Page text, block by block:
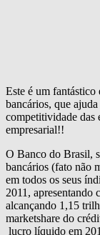
Este é um
bancários, que
competitividade das
empresarial!!
O Banco do Brasil,
bancários (fato não
em todos os seus
2011, apresentando
alcançando 1,15
marketshare do
lucro líquido em